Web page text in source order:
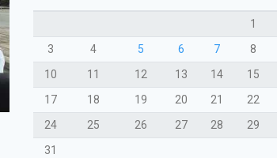
1
3
4 5 6 7 8
10
11 12 13 14 15
17
18 19 20 21 22
24
25 26 27 28 29
31